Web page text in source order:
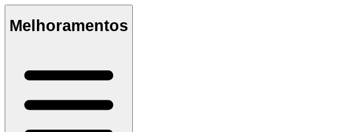
Melhoramentos